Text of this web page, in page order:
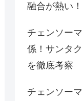
融合が熱い！
チェンソー
係！サンタ
を徹底考察
チェンソー